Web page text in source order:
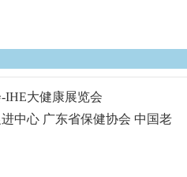
IHE大健康展览会
中心 广东省保健协会 中国老